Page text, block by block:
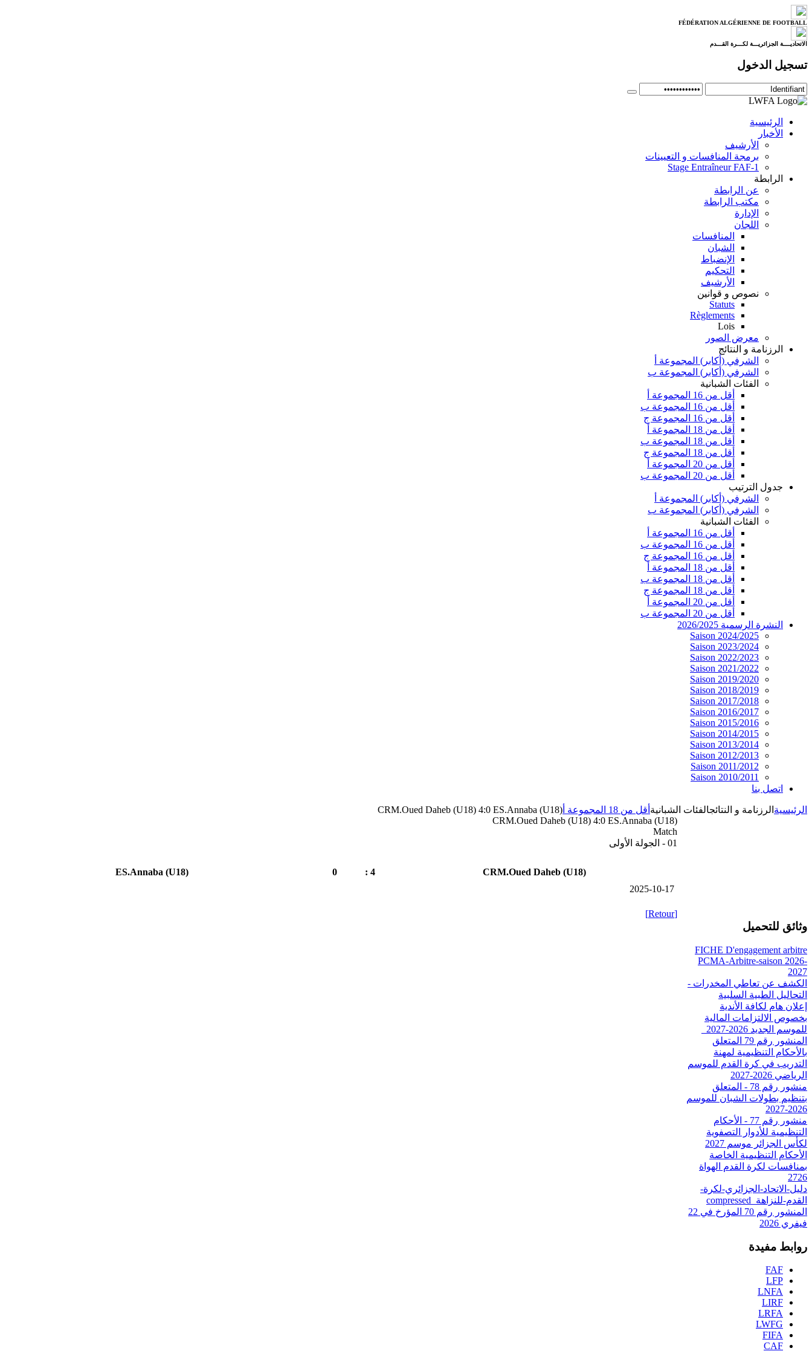
FÉDÉRATION ALGÉRIENNE DE FOOTBALL
الاتحاديــــة الجزائريـــة لكـــرة القـــدم
تسجيل الدخول
الرئيسية
الأخبار
الأرشيف
برمجة المنافسات و التعيينات
Stage Entraîneur FAF-1
الرابطة
عن الرابطة
مكتب الرابطة
الإدارة
اللجان
المنافسات
الشبان
الإنضباط
التحكيم
الأرشيف
نصوص و قوانين
Statuts
Règlements
Lois
معرض الصور
الرزنامة و النتائج
الشرفي (أكابر) المجموعة أ
الشرفي (أكابر) المجموعة ب
الفئات الشبانية
أقل من 16 المجموعة أ
أقل من 16 المجموعة ب
أقل من 16 المجموعة ج
أقل من 18 المجموعة أ
أقل من 18 المجموعة ب
أقل من 18 المجموعة ج
أقل من 20 المجموعة أ
أقل من 20 المجموعة ب
جدول الترتيب
الشرفي (أكابر) المجموعة أ
الشرفي (أكابر) المجموعة ب
الفئات الشبانية
أقل من 16 المجموعة أ
أقل من 16 المجموعة ب
أقل من 16 المجموعة ج
أقل من 18 المجموعة أ
أقل من 18 المجموعة ب
أقل من 18 المجموعة ج
أقل من 20 المجموعة أ
أقل من 20 المجموعة ب
النشرة الرسمية 2026/2025
Saison 2024/2025
Saison 2023/2024
Saison 2022/2023
Saison 2021/2022
Saison 2019/2020
Saison 2018/2019
Saison 2017/2018
Saison 2016/2017
Saison 2015/2016
Saison 2014/2015
Saison 2013/2014
Saison 2012/2013
Saison 2011/2012
Saison 2010/2011
اتصل بنا
الرئيسية الرزنامة و النتائجالفئات الشبانية أقل من 18 المجموعة أ
CRM.Oued Daheb (U18) 4:0 ES.Annaba (U18)
CRM.Oued Daheb (U18) 4:0 ES.Annaba (U18)
Match
01 - الجولة الأولى
CRM.Oued Daheb (U18)
4 :
0
ES.Annaba (U18)
2025-10-17
[Retour]
وثائق للتحميل
FICHE D'engagement arbitre
PCMA-Arbitre-saison 2026-
2027
الكشف عن تعاطي المخدرات -
التحاليل الطبية السلبية
إعلان هام لكافة الأندية
بخصوص الالتزامات المالية
للموسم الجديد 2026-2027_
المنشور رقم 79 المتعلق
بالأحكام التنظيمية لمهنة
التدريب في كرة القدم للموسم
الرياضي 2026-2027
منشور رقم 78 - المتعلق
بتنظيم بطولات الشبان للموسم
2026-2027
منشور رقم 77 - الأحكام
التنظيمية للأدوار التصفوية
لكأس الجزائر موسم 2027
الأحكام التنظيمية الخاصة
بمنافسات لكرة القدم الهواة
2726
دليل-الاتحاد-الجزائري-لكرة-
القدم-للنزاهة_compressed
المنشور رقم 70 المؤرخ في 22
فيفري 2026
روابط مفيدة
FAF
LFP
LNFA
LIRF
LRFA
LWFG
FIFA
CAF